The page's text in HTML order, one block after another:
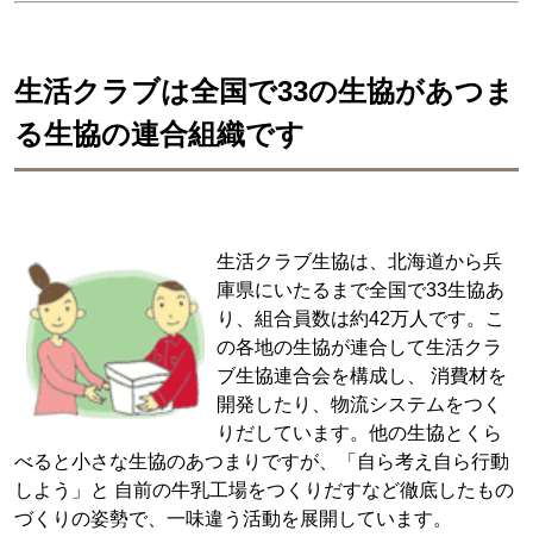
生活クラブは全国で33の生協があつま
る生協の連合組織です
生活クラブ生協は、北海道から兵
庫県にいたるまで全国で33生協あ
り、組合員数は約42万人です。こ
の各地の生協が連合して生活クラ
ブ生協連合会を構成し、 消費材を
開発したり、物流システムをつく
りだしています。他の生協とくら
べると小さな生協のあつまりですが、「自ら考え自ら行動
しよう」と 自前の牛乳工場をつくりだすなど徹底したもの
づくりの姿勢で、一味違う活動を展開しています。